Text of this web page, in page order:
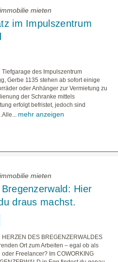
mieten
im Impulszentrum
des Impulszentrum
Gerbe 1135 stehen ab sofort einige
oder Anhänger zur Vermietung zu
der Schranke mittels
erfolgt befristet, jedoch sind
mehr anzeigen
mieten
Hier
draus machst.
HERZEN DES BREGENZERWALDES
Ort zum Arbeiten – egal ob als
Freelancer? Im COWORKING